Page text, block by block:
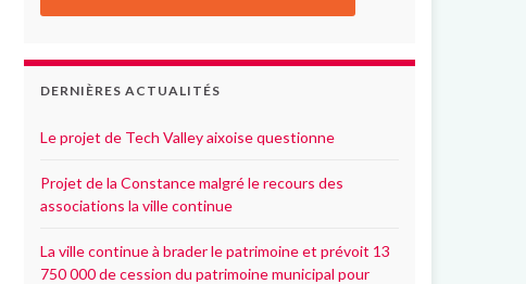
DERNIÈRES ACTUALITÉS
Le projet de Tech Valley aixoise questionne
Projet de la Constance malgré le recours des
associations la ville continue
La ville continue à brader le patrimoine et prévoit 13
750 000 de cession du patrimoine municipal pour